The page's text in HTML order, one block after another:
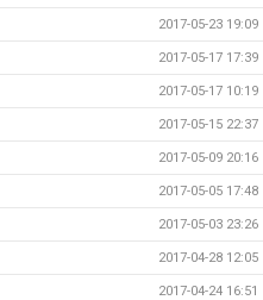
2017-05-23 19:09
2017-05-17 17:39
2017-05-17 10:19
2017-05-15 22:37
2017-05-09 20:16
2017-05-05 17:48
2017-05-03 23:26
2017-04-28 12:05
2017-04-24 16:51